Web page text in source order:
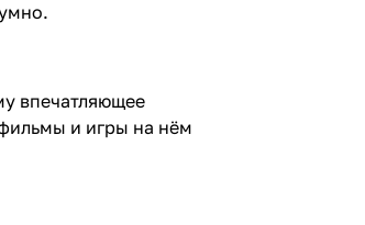
впечатляющее
и игры на нём